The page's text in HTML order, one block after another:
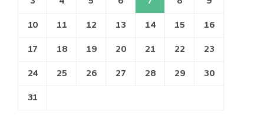
10 11 12 13 14 15 16
17 18 19 20 21 22 23
24 25 26 27 28 29 30
31